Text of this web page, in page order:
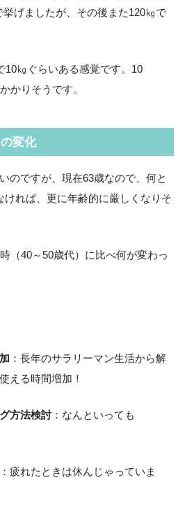
げましたが、その後また120㎏で
10㎏ぐらいある感覚です。10
かりそうです。
変化
のですが、現在63歳なので、何と
ければ、更に年齢的に厳しくなりそ
（40～50歳代）に比べ何が変わっ
：長年のサラリーマン生活から解
える時間増加！
方法検討：なんといっても
：疲れたときは休んじゃっていま